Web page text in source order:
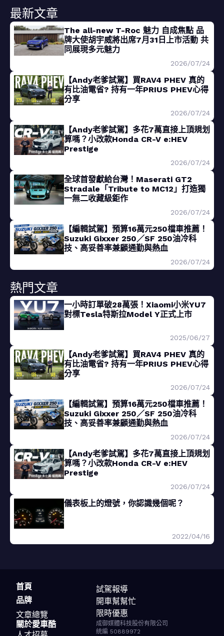
最新文章
The all-new T-Roc 魅力 自成焦點 品
牌大使胡宇威將出席7月31日上市活動 共
同展現多元魅力
2026/07/24
【Andy老爹試駕】買RAV4 PHEV 真的
有比油電省? 持有一年PRIUS PHEV心得
分享
2026/07/24
【Andy老爹試駕】多花7萬直接上頂規划
算嗎？小改款Honda CR-V e:HEV
Prestige
2026/07/24
全球首發獻給台灣！Maserati GT2
Stradale「Tribute to MC12」打造獨
一無二收藏級鉅作
2026/07/24
【編輯試駕】預算16萬元250檔車推薦！
Suzuki Gixxer 250／SF 250油冷科
技、高妥善率兼顧通勤與熱血
2026/07/24
熱門文章
一小時訂單破28萬張！Xiaomi小米YU7
對標Tesla特斯拉Model Y正式上市
2025/06/27
【Andy老爹試駕】買RAV4 PHEV 真的
有比油電省? 持有一年PRIUS PHEV心得
分享
2026/07/24
【編輯試駕】預算16萬元250檔車推薦！
Suzuki Gixxer 250／SF 250油冷科
技、高妥善率兼顧通勤與熱血
2026/07/24
【Andy老爹試駕】多花7萬直接上頂規划
算嗎？小改款Honda CR-V e:HEV
Prestige
2026/07/24
儀表板上的燈號，你認識幾個呢？
2022/04/16
首頁
品牌
文章總覽
試駕報導
開車幫幫忙
限時優惠
關於愛車酷
成御媒體科技股份有限公司
統編 50889972